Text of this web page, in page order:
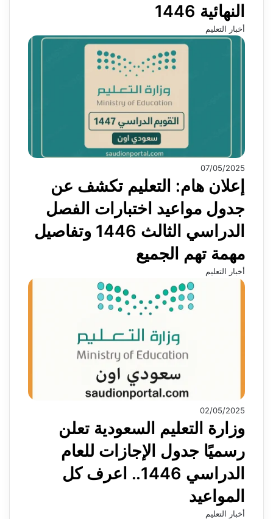
النهائية 1446
أخبار التعليم
07/05/2025
إعلان هام: التعليم تكشف عن
جدول مواعيد اختبارات الفصل
الدراسي الثالث 1446 وتفاصيل
مهمة تهم الجميع
أخبار التعليم
02/05/2025
وزارة التعليم السعودية تعلن
رسميًا جدول الإجازات للعام
الدراسي 1446.. اعرف كل
المواعيد
أخبار التعليم